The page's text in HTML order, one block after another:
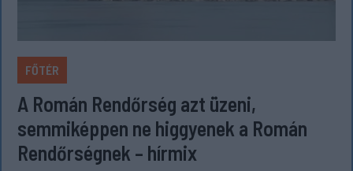
FŐTÉR
A Román Rendőrség azt üzeni,
semmiképpen ne higgyenek a Román
Rendőrségnek – hírmix